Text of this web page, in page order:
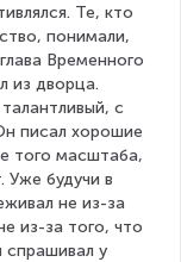
Те, кто
понимали,
Временного
из дворца.
с
писал хорошие
того масштаба,
Уже будучи в
не из-за
из-за того, что
спрашивал у